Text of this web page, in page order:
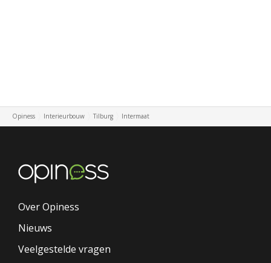
Opiness Interieurbouw Tilburg Intermaat
Over Opiness
Nieuws
Veelgestelde vragen